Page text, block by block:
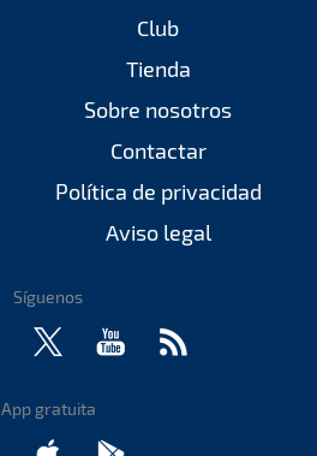
Club
Tienda
Sobre nosotros
Contactar
Política de privacidad
Aviso legal
Síguenos
App gratuita